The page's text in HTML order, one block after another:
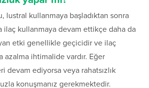
lustral kullanmaya başladıktan sonra
ilaç kullanmaya devam ettikçe daha da
etki genellikle geçicidir ve ilaç
azalma ihtimalide vardır. Eğer
devam ediyorsa veya rahatsızlık
konuşmanız gerekmektedir.